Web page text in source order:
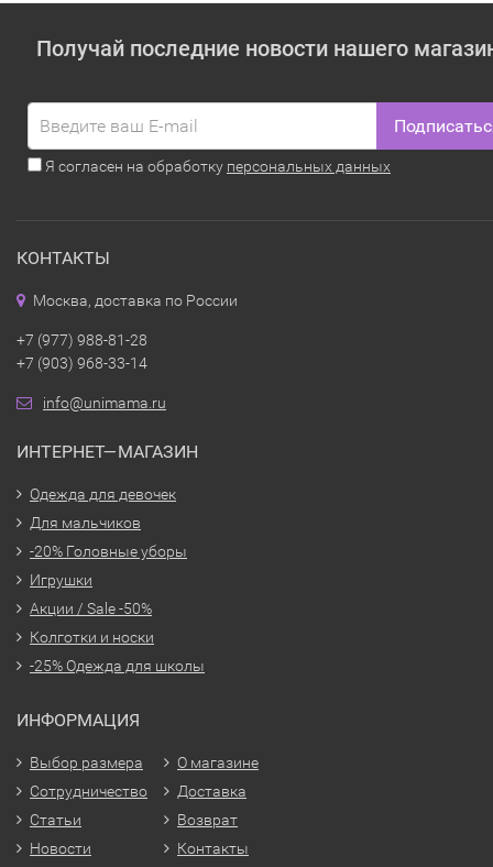
Получай последние новости нашего
Я согласен на обработку персональных данных
КОНТАКТЫ
Москва, доставка по России
+7 (977) 988-81-28
+7 (903) 968-33-14
info@unimama.ru
ИНТЕРНЕТ—МАГАЗИН
Одежда для девочек
Для мальчиков
-20% Головные уборы
Игрушки
Акции / Sale -50%
Колготки и носки
-25% Одежда для школы
ИНФОРМАЦИЯ
Выбор размера
Сотрудничество
Статьи
Новости
О магазине
Доставка
Возврат
Контакты